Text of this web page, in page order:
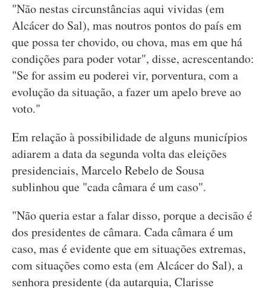
"Não nestas circunstâncias aqui vividas (em
Alcácer do Sal), mas noutros pontos do país em
que possa ter chovido, ou chova, mas em que há
condições para poder votar", disse, acrescentando:
"Se for assim eu poderei vir, porventura, com a
evolução da situação, a fazer um apelo breve ao
voto."
Em relação à possibilidade de alguns municípios
adiarem a data da segunda volta das eleições
presidenciais, Marcelo Rebelo de Sousa
sublinhou que "cada câmara é um caso".
"Não queria estar a falar disso, porque a decisão é
dos presidentes de câmara. Cada câmara é um
caso, mas é evidente que em situações extremas,
com situações como esta (em Alcácer do Sal), a
senhora presidente (da autarquia, Clarisse